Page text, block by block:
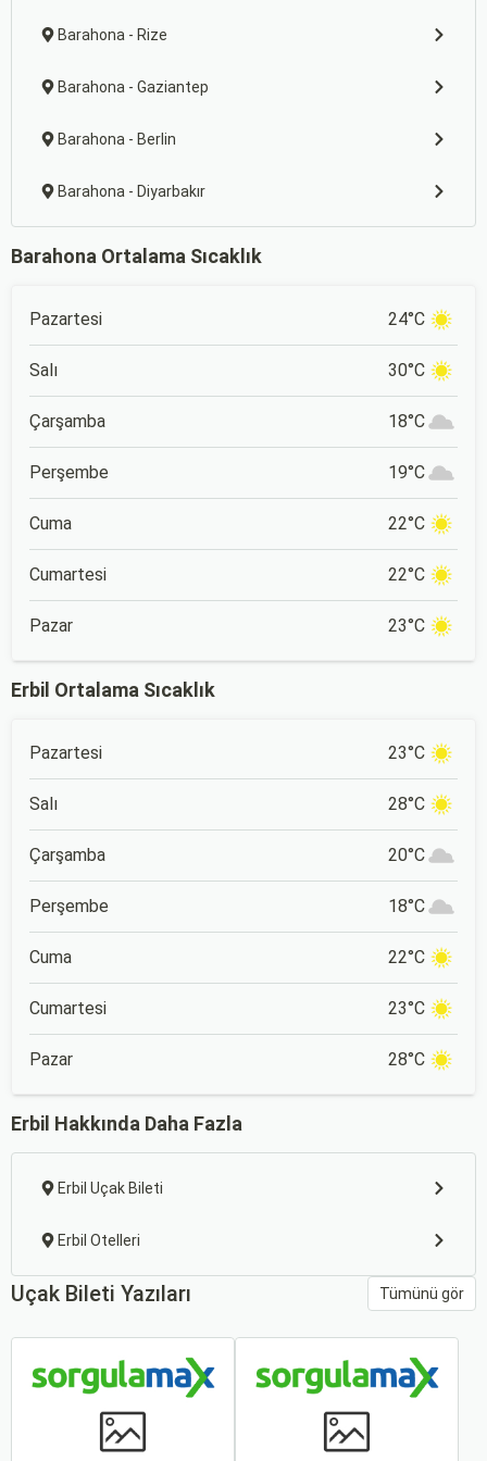
Barahona - Rize
Barahona - Gaziantep
Barahona - Berlin
Barahona - Diyarbakır
Barahona Ortalama Sıcaklık
Pazartesi 24°C
Salı 30°C
Çarşamba 18°C
Perşembe 19°C
Cuma 22°C
Cumartesi 22°C
Pazar 23°C
Erbil Ortalama Sıcaklık
Pazartesi 23°C
Salı 28°C
Çarşamba 20°C
Perşembe 18°C
Cuma 22°C
Cumartesi 23°C
Pazar 28°C
Erbil Hakkında Daha Fazla
Erbil Uçak Bileti
Erbil Otelleri
Uçak Bileti Yazıları Tümünü gör